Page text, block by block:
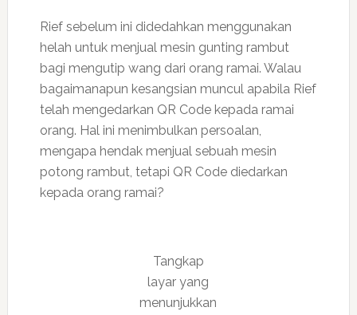
Rief sebelum ini didedahkan menggunakan
helah untuk menjual mesin gunting rambut
bagi mengutip wang dari orang ramai. Walau
bagaimanapun kesangsian muncul apabila Rief
telah mengedarkan QR Code kepada ramai
orang. Hal ini menimbulkan persoalan,
mengapa hendak menjual sebuah mesin
potong rambut, tetapi QR Code diedarkan
kepada orang ramai?
Tangkap
layar yang
menunjukkan